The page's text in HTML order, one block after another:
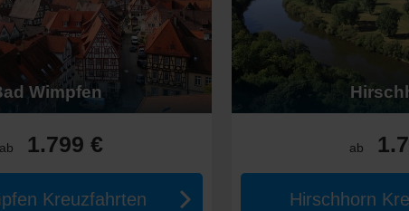
ebenso wunderbare Flusskreuzfahrten mit historischen
auf der Donau bringt Sie zu zahlreichen kulturschöpferischen
malerischen Landschaften der Elbe und die Kultur historischer
nicht nur die lebhafte Stadt Frankfurt, sondern auch eine
berühmt für ihre Weinproduktion und malerischen Dörfer, die an
am Neckar bei Dreamlines und erleben Sie die Schönheit
Wimpfen
ab 1.799 €
Kreuzfahrten
ab
Hirschhorn